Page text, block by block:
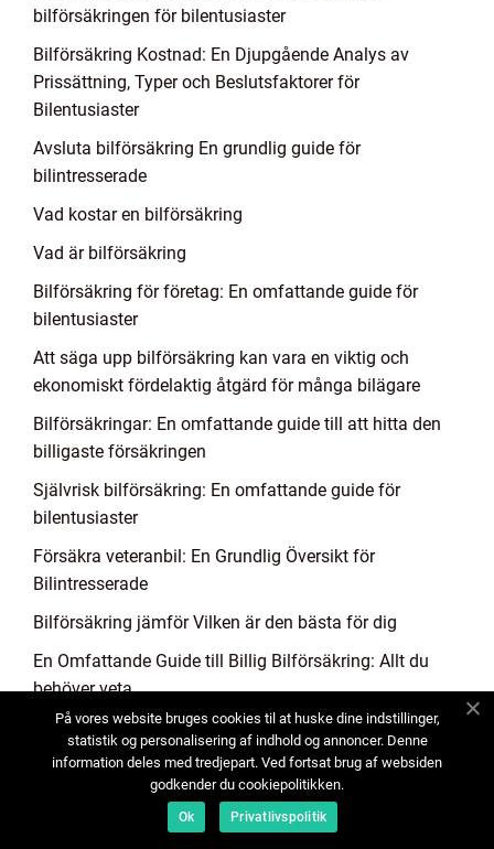
bilförsäkringen för bilentusiaster
Bilförsäkring Kostnad: En Djupgående Analys av
Prissättning, Typer och Beslutsfaktorer för
Bilentusiaster
Avsluta bilförsäkring En grundlig guide för
bilintresserade
Vad kostar en bilförsäkring
Vad är bilförsäkring
Bilförsäkring för företag: En omfattande guide för
bilentusiaster
Att säga upp bilförsäkring kan vara en viktig och
ekonomiskt fördelaktig åtgärd för många bilägare
Bilförsäkringar: En omfattande guide till att hitta den
billigaste försäkringen
Självrisk bilförsäkring: En omfattande guide för
bilentusiaster
Försäkra veteranbil: En Grundlig Översikt för
Bilintresserade
Bilförsäkring jämför Vilken är den bästa för dig
En Omfattande Guide till Billig Bilförsäkring: Allt du
behöver veta
Kan man byta bilförsäkring när som helst
Den billigaste bilförsäkringen för en BMW är en viktig
faktor att överväga för bilägare som vill spara pengar
samtidigt som de skyddar sin investering
På vores website bruges cookies til at huske dine indstillinger,
statistik og personalisering af indhold og annoncer. Denne
information deles med tredjepart. Ved fortsat brug af websiden
godkender du cookiepolitikken.
Ok Privatlivspolitik